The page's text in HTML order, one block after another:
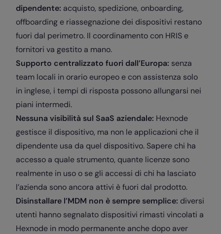
dipendente: acquisto, spedizione, onboarding,
offboarding e riassegnazione dei dispositivi restano
fuori dal perimetro. Il coordinamento con HRIS e
fornitori va gestito a mano.
Supporto centralizzato fuori dall’Europa: senza
team locali in orario europeo e con assistenza solo
in inglese, i tempi di risposta possono allungarsi nei
piani intermedi.
Nessuna visibilità sul SaaS aziendale: Hexnode
gestisce il dispositivo, ma non le applicazioni che il
dipendente usa da quel dispositivo. Sapere chi ha
accesso a quale strumento, quante licenze sono
realmente in uso o se gli accessi di chi ha lasciato
l’azienda sono ancora attivi è fuori dal prodotto.
Disinstallare l’MDM non è sempre semplice: diversi
utenti hanno segnalato dispositivi rimasti vincolati a
Hexnode in modo permanente anche dopo aver